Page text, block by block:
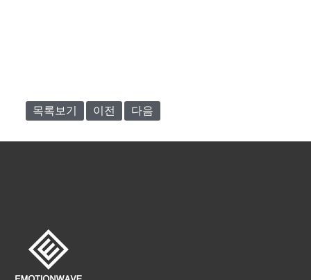
목록보기 이전 다음